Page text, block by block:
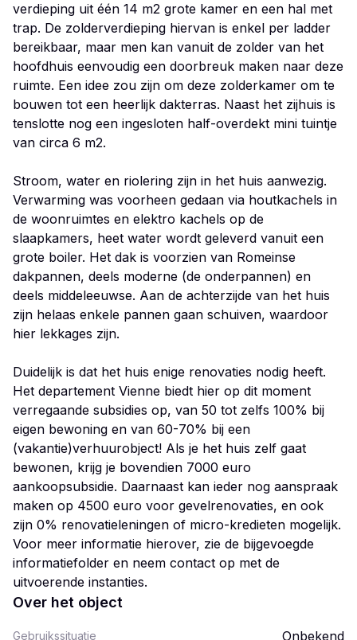
verdieping uit één 14 m2 grote kamer en een hal met
trap. De zolderverdieping hiervan is enkel per ladder
bereikbaar, maar men kan vanuit de zolder van het
hoofdhuis eenvoudig een doorbreuk maken naar deze
ruimte. Een idee zou zijn om deze zolderkamer om te
bouwen tot een heerlijk dakterras. Naast het zijhuis is
tenslotte nog een ingesloten half-overdekt mini tuintje
van circa 6 m2.
Stroom, water en riolering zijn in het huis aanwezig.
Verwarming was voorheen gedaan via houtkachels in
de woonruimtes en elektro kachels op de
slaapkamers, heet water wordt geleverd vanuit een
grote boiler. Het dak is voorzien van Romeinse
dakpannen, deels moderne (de onderpannen) en
deels middeleeuwse. Aan de achterzijde van het huis
zijn helaas enkele pannen gaan schuiven, waardoor
hier lekkages zijn.
Duidelijk is dat het huis enige renovaties nodig heeft.
Het departement Vienne biedt hier op dit moment
verregaande subsidies op, van 50 tot zelfs 100% bij
eigen bewoning en van 60-70% bij een
(vakantie)verhuurobject! Als je het huis zelf gaat
bewonen, krijg je bovendien 7000 euro
aankoopsubsidie. Daarnaast kan ieder nog aanspraak
maken op 4500 euro voor gevelrenovaties, en ook
zijn 0% renovatieleningen of micro-kredieten mogelijk.
Voor meer informatie hierover, zie de bijgevoegde
informatiefolder en neem contact op met de
uitvoerende instanties.
Over het object
Gebruikssituatie Onbekend